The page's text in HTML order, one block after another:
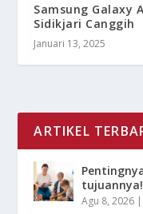
Samsung Galaxy
Sidikjari Canggih
Januari 13, 2025
ARTIKEL
tujuannya!
Agu 8, 2026 |